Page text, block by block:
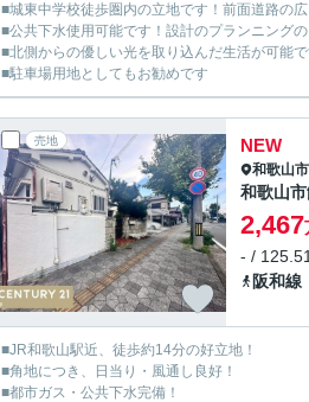
■城東中学校徒歩圏内の立地です！前面道路の
■公共下水使用可能です！設計のプランニング
■北側からの優しい光を取り込んだ生活が可能
■駐車場用地としてもお勧めです
売地 NEW
和歌山市
和歌山
2,467
- /
阪和線
■JR和歌山駅近、徒歩約14分の好立地！
■角地につき、日当り・風通し良好！
■都市ガス・公共下水完備！